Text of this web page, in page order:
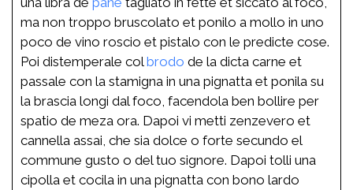
ma non troppo bruscolato et ponilo a mollo in uno
poco de vino roscio et pistalo con le predicte cose.
Poi distemperale colbrodo de la dicta carne et
passale con la stamigna in una pignatta et ponila su
la brascia longi dal foco, facendola ben bollire per
spatio de meza ora. Dapoi vi metti zenzevero et
cannella assai, che sia dolce o forte secundo el
commune gusto o del tuo signore. Dapoi tolli una
cipolla et cocila in una pignatta con bono lardo